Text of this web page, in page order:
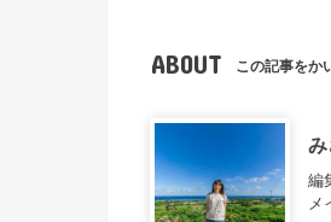
ABOUT この記事をか
編
メ